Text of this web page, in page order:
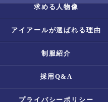
求める人物像
アイアールが選ばれる理由
制服紹介
採用Q&A
プライバシーポリシー